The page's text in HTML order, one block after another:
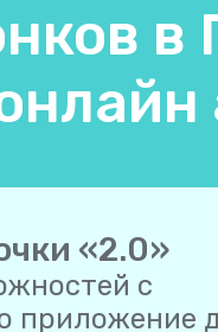
в
«2.0»
с
приложение